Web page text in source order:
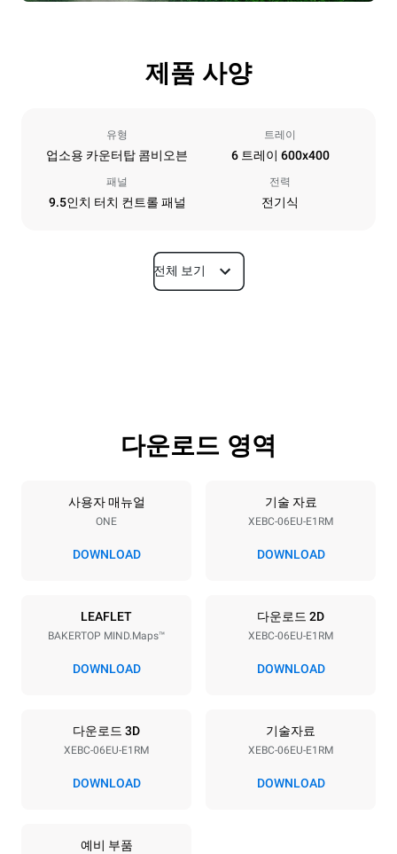
제품 사양
유형
업소용 카운터탑 콤비오븐
트레이
6 트레이 600x400
패널
9.5인치 터치 컨트롤 패널
전력
전기식
치수
트레이 사양
6 600x400
팬간격
380-415V 3N~ / 220-240V
3~ / 220-240V 1~
10,1 kW
50 / 60 Hz 포함되지 않음
15.3 kWh/일
전체 보기
다운로드 영역
사용자 매뉴얼
ONE
DOWNLOAD
기술 자료
XEBC-06EU-E1RM
DOWNLOAD
LEAFLET
BAKERTOP MIND.Maps™
DOWNLOAD
다운로드 2D
XEBC-06EU-E1RM
DOWNLOAD
다운로드 3D
XEBC-06EU-E1RM
DOWNLOAD
기술자료
XEBC-06EU-E1RM
DOWNLOAD
예비 부품